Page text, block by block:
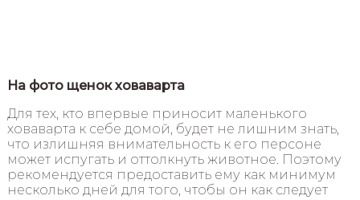
На фото щенок ховаварта
Для тех, кто впервые приносит маленького
ховаварта к себе домой, будет не лишним знать,
что излишняя внимательность к его персоне
может испугать и оттолкнуть животное. Поэтому
рекомендуется предоставить ему как минимум
несколько дней для того, чтобы он как следует